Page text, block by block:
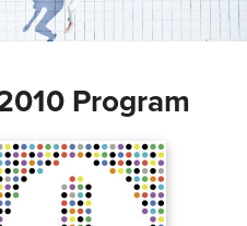
Program